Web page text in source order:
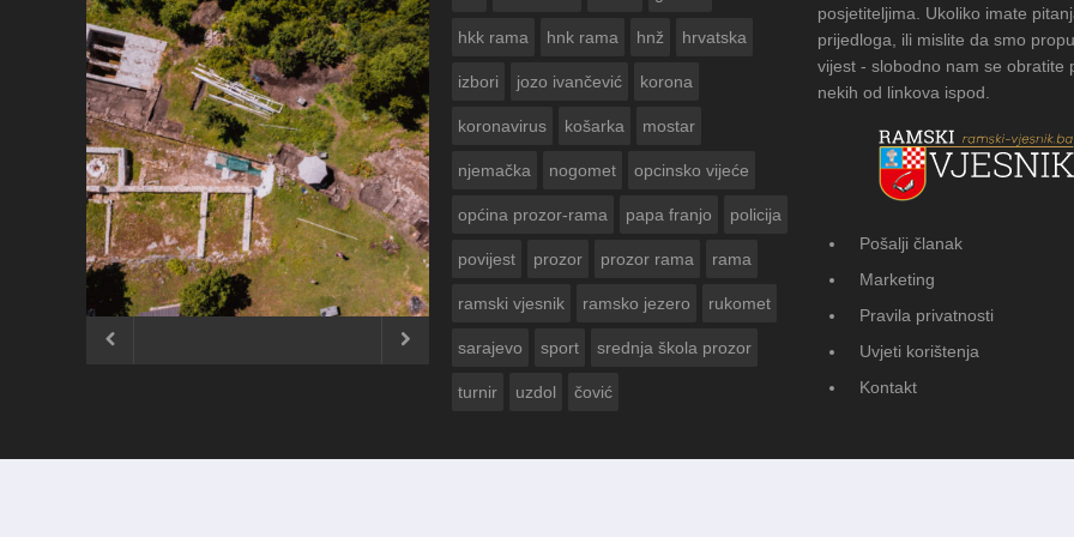
ČESTITKA RAMSKOG VJESNIKA ZA
USKRS 2023. GODINE
FOTOGALERIJA: Čuvanje običaja u Donjoj
 
hkk rama hnk rama hnž hrvatska
izbori jozo ivančević korona
koronavirus košarka mostar
njemačka nogomet opcinsko vijeće
općina prozor-rama papa franjo policija
povijest prozor prozor rama rama
ramski vjesnik ramsko jezero rukomet
sarajevo sport srednja škola prozor
turnir uzdol čović
posjetiteljima. Ukoliko imate
prijedloga, ili mislite da smo
vijest - slobodno nam se obratite
nekih od linkova ispod.
Pošalji članak
Marketing
Pravila privatnosti
Uvjeti korištenja
Kontakt